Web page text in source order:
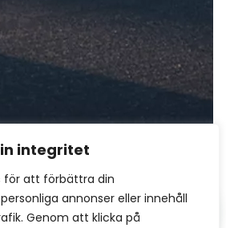
integritet
för att förbättra din
annonser eller innehåll
Genom att klicka på
Boka & kontakta oss